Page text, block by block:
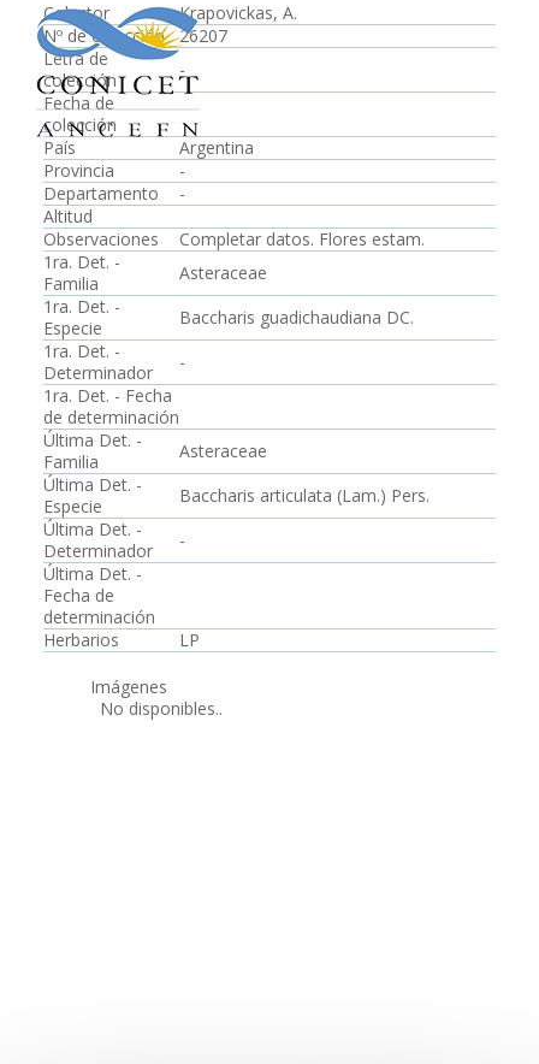
Colector
Krapovickas, A.
Nº de colección
26207
Letra de
colección
-
Fecha de
colección
País
Argentina
Provincia
-
Departamento
-
Altitud
Observaciones
Completar datos. Flores estam.
1ra. Det. -
Familia
Asteraceae
1ra. Det. -
Especie
Baccharis guadichaudiana DC.
1ra. Det. -
Determinador
-
1ra. Det. - Fecha
de determinación
Última Det. -
Familia
Asteraceae
Última Det. -
Especie
Baccharis articulata (Lam.) Pers.
Última Det. -
Determinador
-
Última Det. -
Fecha de
determinación
Herbarios
LP
Imágenes
No disponibles..